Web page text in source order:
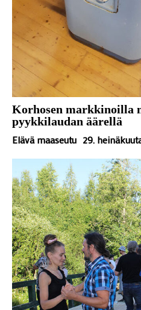
Korhosen markkinoilla
pyykkilaudan äärellä
Elävä maaseutu 29.